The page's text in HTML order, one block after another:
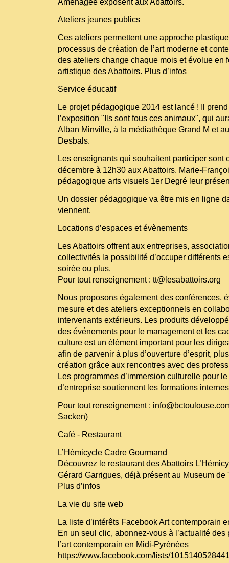
Ateliers jeunes publics
Ces ateliers permettent une approche
processus de création de l’art moderne et
des ateliers change chaque mois et évolue en
artistique des Abattoirs. Plus d’infos
Service éducatif
Le projet pédagogique 2014 est lancé ! Il
l’exposition "Ils sont fous ces animaux", qui
Alban Minville, à la médiathèque Grand M et
Desbals.
Les enseignants qui souhaitent participer sont
décembre à 12h30 aux Abattoirs. Marie-
pédagogique arts visuels 1er Degré leur
Un dossier pédagogique va être mis en ligne
viennent.
Locations d’espaces et évènements
Les Abattoirs offrent aux entreprises,
collectivités la possibilité d’occuper différents
soirée ou plus.
Pour tout renseignement : tt@lesabattoirs.org
Nous proposons également des conférences,
mesure et des ateliers exceptionnels en
intervenants extérieurs. Les produits
des événements pour le management et les
culture est un élément important pour les
afin de parvenir à plus d’ouverture d’esprit,
création grâce aux rencontres avec des
Les programmes d’immersion culturelle pour
d’entreprise soutiennent les formations
Pour tout renseignement :
Sacken)
Café - Restaurant
L’Hémicycle Cadre Gourmand
Découvrez le restaurant des Abattoirs
Gérard Garrigues, déjà présent au Museum de
Plus d’infos
La vie du site web
La liste d’intérêts Facebook Art contemporain
En un seul clic, abonnez-vous à l’actualité
l’art contemporain en Midi-Pyrénées
https://www.facebook.com/lists/